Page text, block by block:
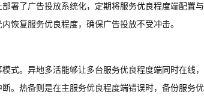
署了广告投放系统化，定期将服务优良程度端配置
恢复服务优良程度，确保广告投放不受冲击。
式。异地多活能够让多台服务优良程度端同时在线
。热备则是在主服务优良程度端错误时，备份服务